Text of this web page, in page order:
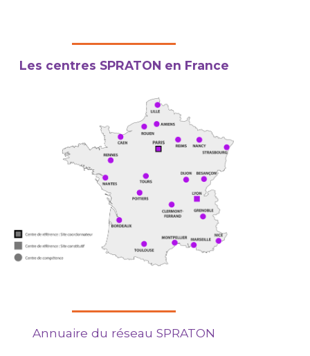
Les centres SPRATON en France
Annuaire du réseau SPRATON